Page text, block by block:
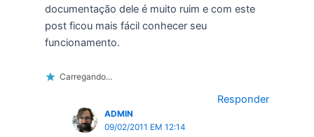
documentação dele é muito ruim e com este
post ficou mais fácil conhecer seu
funcionamento.
Carregando...
Responder
ADMIN
09/02/2011 EM 12:14